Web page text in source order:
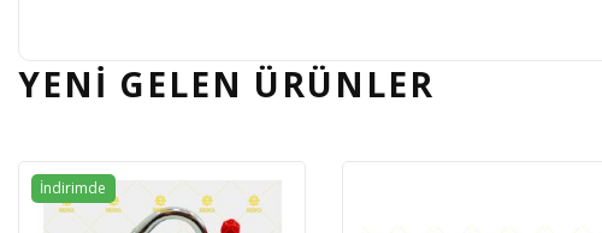
YENİ GELEN ÜRÜNLER
İndirimde